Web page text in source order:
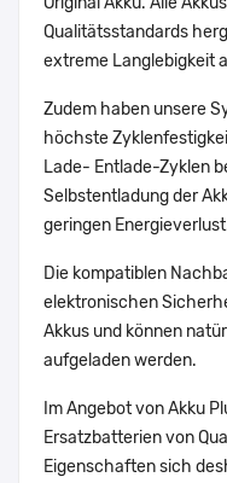
Qualitätsstandards
extreme Langlebigkeit
Zudem haben unsere
höchste
Lade- Entlade-Zyklen
Selbstentladung der
geringen
Die kompatiblen
elektronischen
Akkus und können
aufgeladen werden.
Im Angebot von Akku
Ersatzbatterien von
Eigenschaften sich